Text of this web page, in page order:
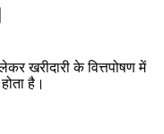
खरीदारी के वित्तपोषण में
है।